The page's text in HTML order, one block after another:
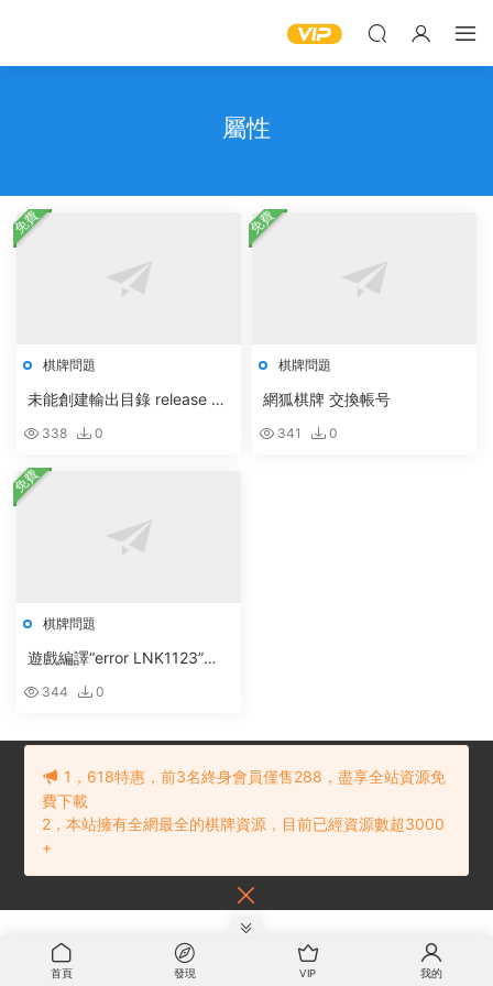
屬性
棋牌問題
未能創建輸出目錄 release 遊
338 0
免費
棋牌問題
網狐棋牌 交換帳号
341 0
免費
棋牌問題
遊戲編譯“error LNK1123”錯
344 0
免費
© 2021 棋牌源碼下載網網站地圖 贛ICP備202101234号 内容投訴建議
首頁 發現 VIP 我的
1，618特惠，前3名終身會員僅售288，盡享全站資源免
費下載
2，本站擁有全網最全的棋牌資源，目前已經資源數超3000
+